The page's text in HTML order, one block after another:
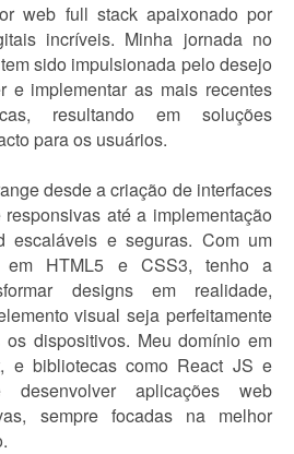
web full stack apaixonado por
incríveis. Minha jornada no
sido impulsionada pelo desejo
e implementar as mais recentes
resultando em soluções
para os usuários.
desde a criação de interfaces
até a implementação
escaláveis e seguras. Com um
em HTML5 e CSS3, tenho a
designs em realidade,
visual seja perfeitamente
os dispositivos. Meu domínio em
e bibliotecas como React JS e
desenvolver aplicações web
sempre focadas na melhor